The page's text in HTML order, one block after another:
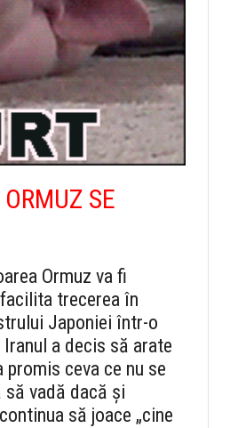
SE
Ormuz va fi
trecerea în
Japoniei într-o
a decis să arate
ceva ce nu se
vadă dacă și
să joace „cine